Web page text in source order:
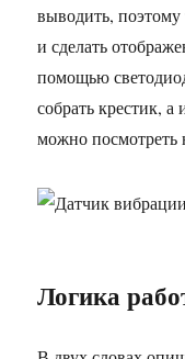
выводить,
и сделать
помощью
собрать крестик,
можно посмотреть
Логика